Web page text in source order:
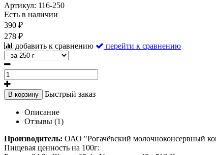
Артикул: 116-250
Есть в наличии
390 ₽
278 ₽
добавить к сравнению
перейти к сравнению
В корзину Быстрый заказ
Описание
Отзывы (1)
Производитель: ОАО "Рогачёвский молочноконсервный
Пищевая ценность на 100г: